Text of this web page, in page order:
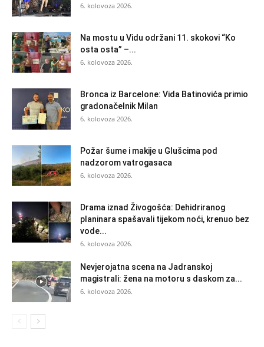
6. kolovoza 2026.
Na mostu u Vidu održani 11. skokovi “Ko
osta osta” –...
6. kolovoza 2026.
Bronca iz Barcelone: Vida Batinovića primio
gradonačelnik Milan
6. kolovoza 2026.
Požar šume i makije u Glušcima pod
nadzorom vatrogasaca
6. kolovoza 2026.
Drama iznad Živogošća: Dehidriranog
planinara spašavali tijekom noći, krenuo bez
vode...
6. kolovoza 2026.
Nevjerojatna scena na Jadranskoj
magistrali: žena na motoru s daskom za...
6. kolovoza 2026.